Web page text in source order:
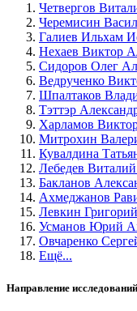
Четвергов
Черемисин
Галиев Ильхам
Нехаев Виктор
Сидоров Олег
Ведрученко
Шпалтаков
Тэттэр
Харламов
Митрохин
Кувалдина
Лебедев
Бакланов
Ахмеджанов
Левкин
Усманов Юрий
Овчаренко
Ещё...
Направление исследований